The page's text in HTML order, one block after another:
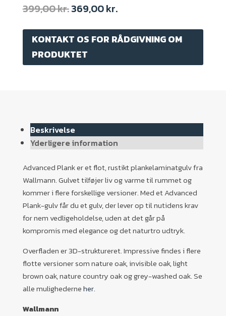
399,00kr.Original
was:
399,00 kr..
369,00kr.Current
is:
369,00 kr..
KONTAKT OS FOR RÅDGIVNING OM
PRODUKTET
Beskrivelse
Yderligere information
Advanced Plank er et flot, rustikt plankelaminatgulv fra
Wallmann. Gulvet tilføjer liv og varme til rummet og
kommer i flere forskellige versioner. Med et Advanced
Plank-gulv får du et gulv, der lever op til nutidens krav
for nem vedligeholdelse, uden at det går på
kompromis med elegance og det naturtro udtryk.
Overfladen er 3D-struktureret. Impressive findes i flere
flotte versioner som nature oak, invisible oak, light
brown oak, nature country oak og grey-washed oak. Se
alle mulighederneher.
Wallmann